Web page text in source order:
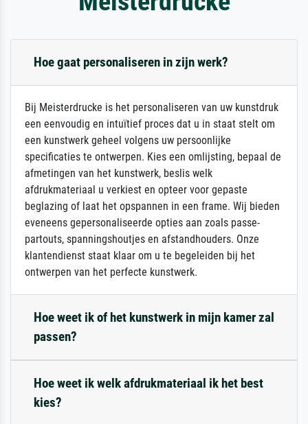
Hoe gaat personaliseren in zijn werk?
Bij Meisterdrucke is het personaliseren van uw kunstdruk
een eenvoudig en intuïtief proces dat u in staat stelt om
een kunstwerk geheel volgens uw persoonlijke
specificaties te ontwerpen. Kies een omlijsting, bepaal de
afmetingen van het kunstwerk, beslis welk
afdrukmateriaal u verkiest en opteer voor gepaste
beglazing of laat het opspannen in een frame. Wij bieden
eveneens gepersonaliseerde opties aan zoals passe-
partouts, spanningshoutjes en afstandhouders. Onze
klantendienst staat klaar om u te begeleiden bij het
ontwerpen van het perfecte kunstwerk.
Hoe weet ik of het kunstwerk in mijn kamer zal
passen?
Hoe weet ik welk afdrukmateriaal ik het best
kies?